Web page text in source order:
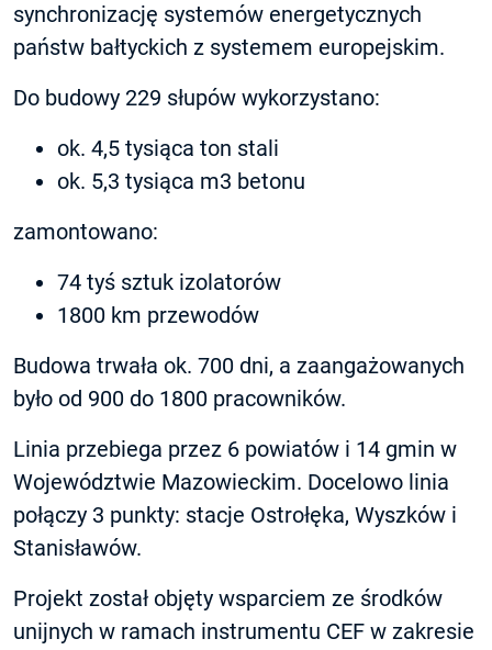
synchronizację systemów energetycznych
państw bałtyckich z systemem europejskim.
Do budowy 229 słupów wykorzystano:
ok. 4,5 tysiąca ton stali
ok. 5,3 tysiąca m3 betonu
zamontowano:
74 tyś sztuk izolatorów
1800 km przewodów
Budowa trwała ok. 700 dni, a zaangażowanych
było od 900 do 1800 pracowników.
Linia przebiega przez 6 powiatów i 14 gmin w
Województwie Mazowieckim. Docelowo linia
połączy 3 punkty: stacje Ostrołęka, Wyszków i
Stanisławów.
Projekt został objęty wsparciem ze środków
unijnych w ramach instrumentu CEF w zakresie